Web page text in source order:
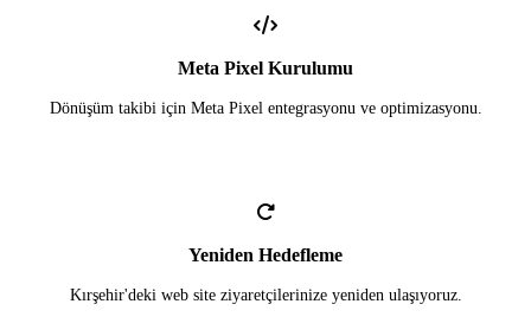
Meta Pixel Kurulumu
Dönüşüm takibi için Meta Pixel entegrasyonu ve optimizasyonu.
Yeniden Hedefleme
Kırşehir'deki web site ziyaretçilerinize yeniden ulaşıyoruz.